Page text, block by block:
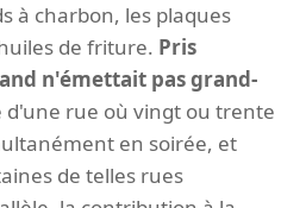
à charbon, les plaques
de friture. Pris
n'émettait pas grand-
d'une rue où vingt ou trente
en soirée, et
de telles rues